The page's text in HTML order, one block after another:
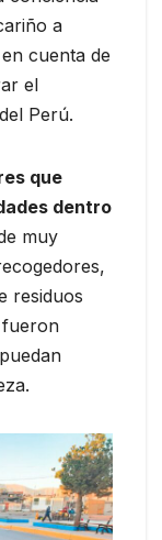
a
cuenta de
el
Perú.
que
dentro
muy
residuos
fueron